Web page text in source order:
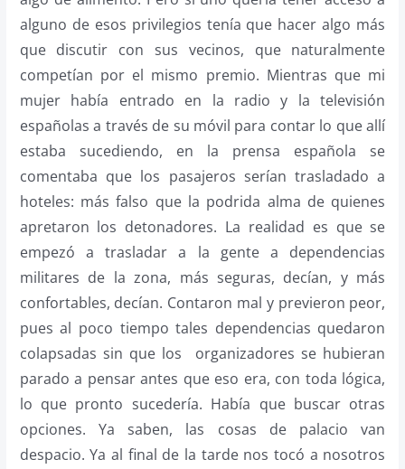
alguno de esos privilegios tenía que hacer algo más
que discutir con sus vecinos, que naturalmente
competían por el mismo premio. Mientras que mi
mujer había entrado en la radio y la televisión
españolas a través de su móvil para contar lo que allí
estaba sucediendo, en la prensa española se
comentaba que los pasajeros serían trasladado a
hoteles: más falso que la podrida alma de quienes
apretaron los detonadores. La realidad es que se
empezó a trasladar a la gente a dependencias
militares de la zona, más seguras, decían, y más
confortables, decían. Contaron mal y previeron peor,
pues al poco tiempo tales dependencias quedaron
colapsadas sin que los organizadores se hubieran
parado a pensar antes que eso era, con toda lógica,
lo que pronto sucedería. Había que buscar otras
opciones. Ya saben, las cosas de palacio van
despacio. Ya al final de la tarde nos tocó a nosotros